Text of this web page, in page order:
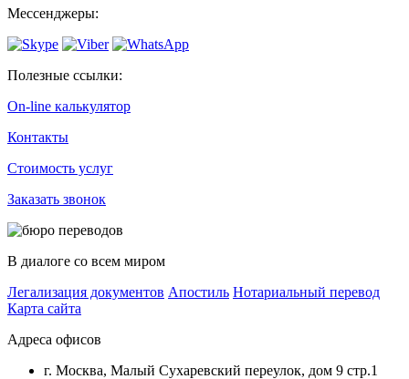
Мессенджеры:
Полезные ссылки:
On-line калькулятор
Контакты
Стоимость услуг
Заказать звонок
В диалоге со всем миром
Легализация документов Апостиль Нотариальный перевод
Карта сайта
Адреса офисов
г. Москва, Малый Сухаревский переулок, дом 9 стр.1